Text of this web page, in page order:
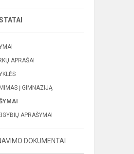
APRAŠAI
Į GIMNAZIJĄ
APRAŠYMAI
DOKUMENTAI